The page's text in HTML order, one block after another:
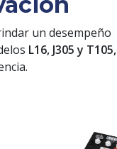
un desempeño
L16, J305 y T105,